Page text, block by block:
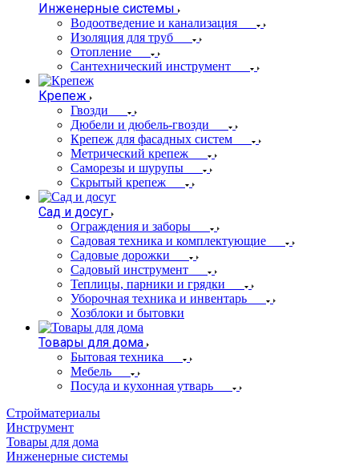
Инженерные системы
Водоотведение и канализация
Изоляция для труб
Отопление
Сантехнический инструмент
Крепеж
Гвозди
Дюбели и дюбель-гвозди
Крепеж для фасадных систем
Метрический крепеж
Саморезы и шурупы
Скрытый крепеж
Сад и досуг
Ограждения и заборы
Садовая техника и комплектующие
Садовые дорожки
Садовый инструмент
Теплицы, парники и грядки
Уборочная техника и инвентарь
Хозблоки и бытовки
Товары для дома
Бытовая техника
Мебель
Посуда и кухонная утварь
Стройматериалы
Инструмент
Товары для дома
Инженерные системы